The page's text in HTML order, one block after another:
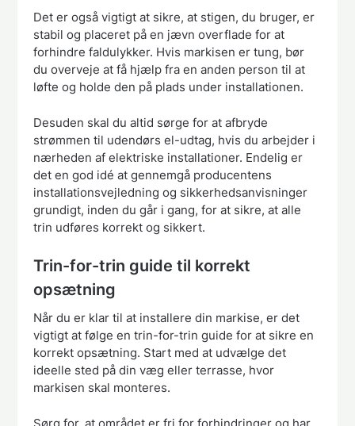
Det er også vigtigt at sikre, at stigen, du bruger, er
stabil og placeret på en jævn overflade for at
forhindre faldulykker. Hvis markisen er tung, bør
du overveje at få hjælp fra en anden person til at
løfte og holde den på plads under installationen.
Desuden skal du altid sørge for at afbryde
strømmen til udendørs el-udtag, hvis du arbejder i
nærheden af elektriske installationer. Endelig er
det en god idé at gennemgå producentens
installationsvejledning og sikkerhedsanvisninger
grundigt, inden du går i gang, for at sikre, at alle
trin udføres korrekt og sikkert.
Trin-for-trin guide til korrekt
opsætning
Når du er klar til at installere din markise, er det
vigtigt at følge en trin-for-trin guide for at sikre en
korrekt opsætning. Start med at udvælge det
ideelle sted på din væg eller terrasse, hvor
markisen skal monteres.